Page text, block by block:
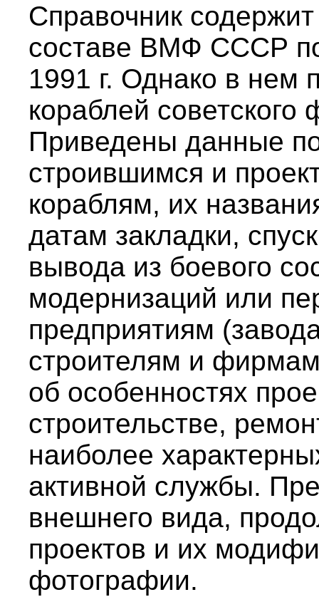
Справочник
составе ВМФ СССР
1991 г. Однако в нем
кораблей советского
Приведены данные
строившимся и
кораблям, их
датам закладки,
вывода из боевого
модернизаций или
предприятиям
строителям и
об особенностях
строительстве,
наиболее
активной службы.
внешнего вида,
проектов и их
фотографии.